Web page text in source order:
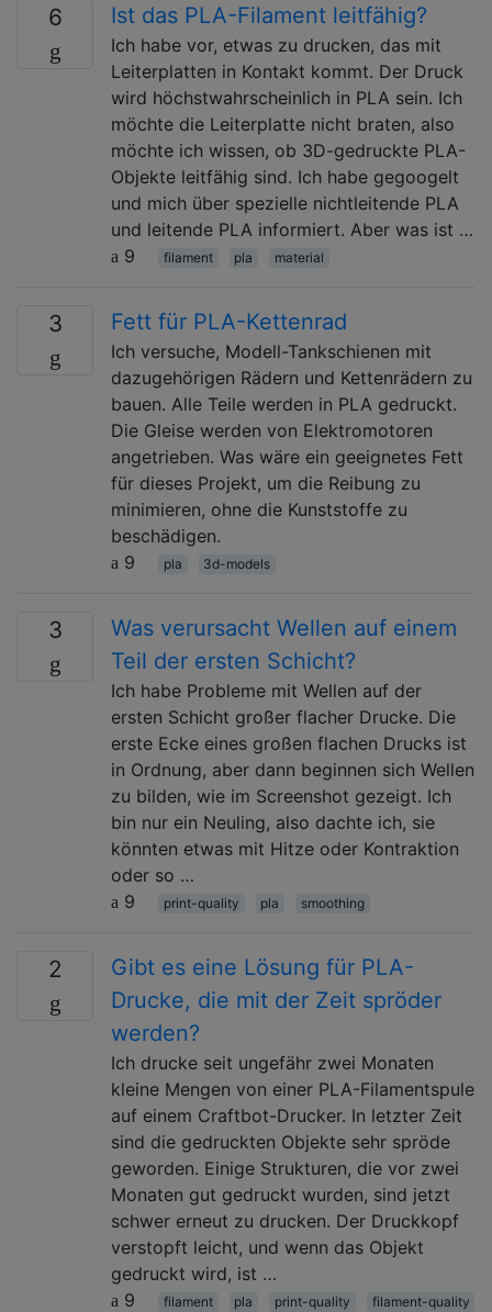
6 Ist das PLA-Filament leitfähig?
Ich habe vor, etwas zu drucken, das mit
Leiterplatten in Kontakt kommt. Der Druck
wird höchstwahrscheinlich in PLA sein. Ich
möchte die Leiterplatte nicht braten, also
möchte ich wissen, ob 3D-gedruckte PLA-
Objekte leitfähig sind. Ich habe gegoogelt
und mich über spezielle nichtleitende PLA
und leitende PLA informiert. Aber was ist …
9
filament pla material
3 Fett für PLA-Kettenrad
Ich versuche, Modell-Tankschienen mit
dazugehörigen Rädern und Kettenrädern zu
bauen. Alle Teile werden in PLA gedruckt.
Die Gleise werden von Elektromotoren
angetrieben. Was wäre ein geeignetes Fett
für dieses Projekt, um die Reibung zu
minimieren, ohne die Kunststoffe zu
beschädigen.
9
pla 3d-models
3
Was verursacht Wellen auf einem
Teil der ersten Schicht?
Ich habe Probleme mit Wellen auf der
ersten Schicht großer flacher Drucke. Die
erste Ecke eines großen flachen Drucks ist
in Ordnung, aber dann beginnen sich Wellen
zu bilden, wie im Screenshot gezeigt. Ich
bin nur ein Neuling, also dachte ich, sie
könnten etwas mit Hitze oder Kontraktion
oder so …
9
print-quality pla smoothing
2
Gibt es eine Lösung für PLA-
Drucke, die mit der Zeit spröder
werden?
Ich drucke seit ungefähr zwei Monaten
kleine Mengen von einer PLA-Filamentspule
auf einem Craftbot-Drucker. In letzter Zeit
sind die gedruckten Objekte sehr spröde
geworden. Einige Strukturen, die vor zwei
Monaten gut gedruckt wurden, sind jetzt
schwer erneut zu drucken. Der Druckkopf
verstopft leicht, und wenn das Objekt
gedruckt wird, ist …
9
filament pla print-quality filament-quality